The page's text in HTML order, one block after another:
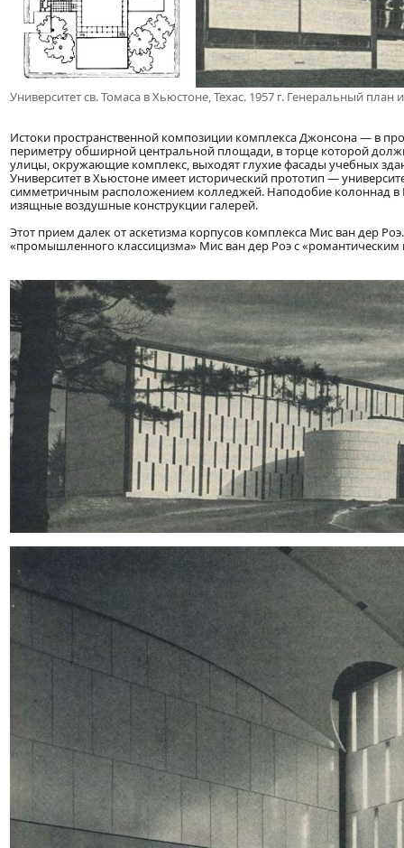
Университет св. Томаса в Хьюстоне, Техас. 1957 г. Генеральный план
Истоки пространственной композиции комплекса Джонсона — в
периметру обширной центральной площади, в торце которой
улицы, окружающие комплекс, выходят глухие фасады учебных
Университет в Хьюстоне имеет исторический прототип —
симметричным расположением колледжей. Наподобие колоннад
изящные воздушные конструкции галерей.
Этот прием далек от аскетизма корпусов комплекса Мис ван дер
«промышленного классицизма» Мис ван дер Роэ с